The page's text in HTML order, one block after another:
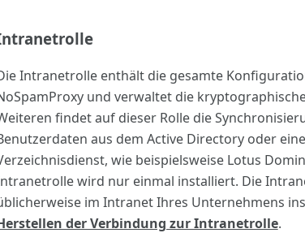
Intranetrolle enthält die gesamte
und verwaltet die
findet auf dieser Rolle die
aus dem Active Directory oder
wie beispielsweise Lotus
wird nur einmal installiert. Die
im Intranet Ihres Unternehmens
der Verbindung zur Intranetrolle.